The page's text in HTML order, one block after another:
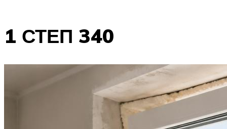
1 СТЕП 340